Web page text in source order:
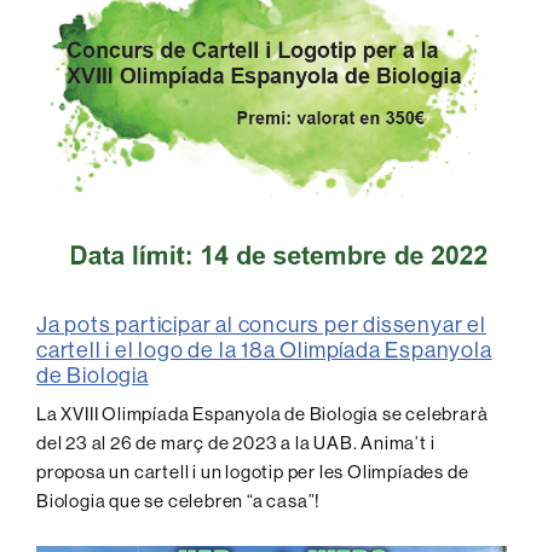
Ja pots participar al concurs per dissenyar el
cartell i el logo de la 18a Olimpíada Espanyola
de Biologia
LaXVIII Olimpíada Espanyola de Biologia se celebrarà
del 23 al 26 de març de 2023 a la UAB. Anima’t i
proposa un cartell i un logotip per les Olimpíades de
Biologia que se celebren “a casa”!